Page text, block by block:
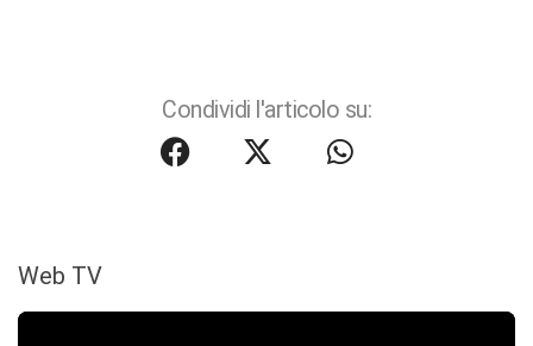
Condividi l'articolo su:
Web TV